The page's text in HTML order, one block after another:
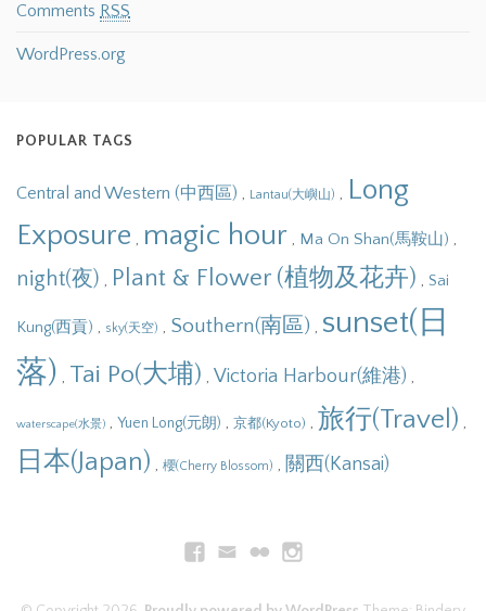
Comments RSS
WordPress.org
POPULAR TAGS
Central and Western (中西區) , Lantau(大嶼山) , Long
Exposure , magic hour , Ma On Shan(馬鞍山) ,
night(夜) , Plant & Flower (植物及花卉) , Sai
Kung(西貢) , sky(天空) , Southern(南區) , sunset(日
落) , Tai Po(大埔) , Victoria Harbour(維港) ,
waterscape(水景) , Yuen Long(元朗) , 京都(Kyoto) , 旅行(Travel) ,
日本(Japan) , 櫻(Cherry Blossom) , 關西(Kansai)